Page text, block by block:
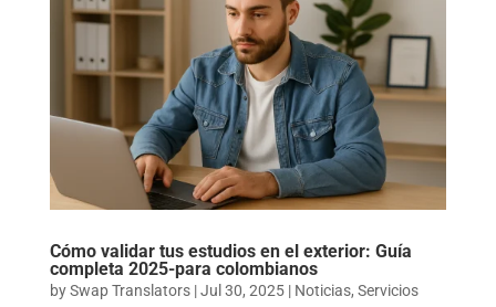
Cómo validar tus estudios en el exterior: Guía
completa 2025-para colombianos
bySwap Translators|Jul 30, 2025| Noticias, Servicios